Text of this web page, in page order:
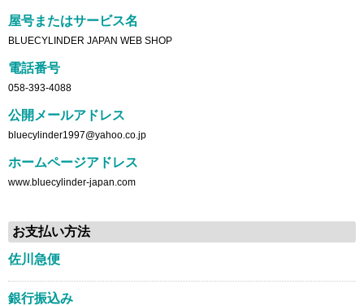
屋号またはサービス名
BLUECYLINDER JAPAN WEB SHOP
電話番号
058-393-4088
公開メールアドレス
bluecylinder1997@yahoo.co.jp
ホームページアドレス
www.bluecylinder-japan.com
お支払い方法
佐川急便
銀行振込み